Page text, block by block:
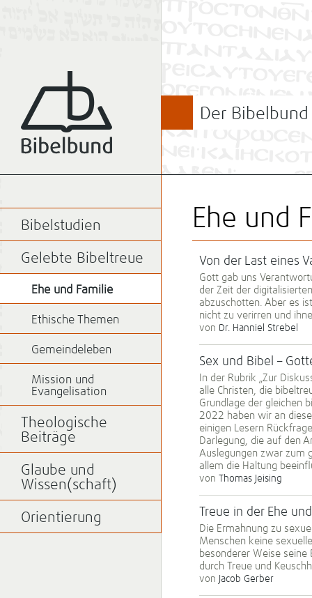
Der Bibelbund
Ehe und
Von der Last eines
Gott gab uns
der Zeit der
abzuschotten. Aber es
nicht zu verirren und
von Dr. Hanniel Strebel
Sex und Bibel –
In der Rubrik „Zur
alle Christen, die
Grundlage der gleichen
2022 haben wir an
einigen Lesern
Darlegung, die auf den
Auslegungen zwar zum
allem die Haltung
von Thomas Jeising
Treue in der Ehe
Die Ermahnung zu
Menschen keine
besonderer Weise seine
durch Treue und
von Jacob Gerber
Bibelstudien
Gelebte Bibeltreue
Ehe und Familie
Ethische Themen
Gemeindeleben
Mission und
Evangelisation
Theologische
Beiträge
Glaube und
Wissen(schaft)
Orientierung